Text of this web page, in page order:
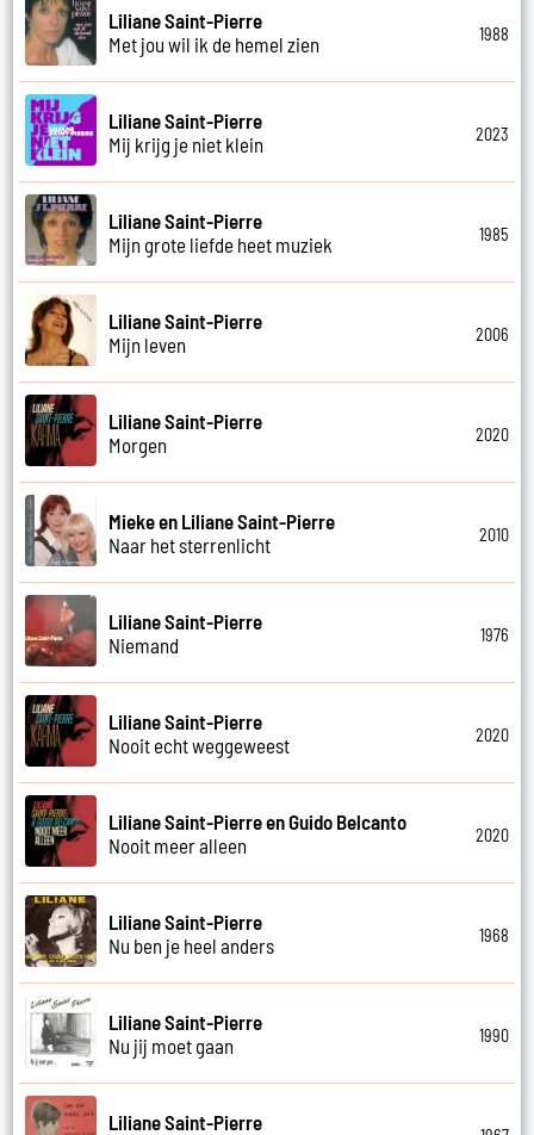
Liliane Saint-Pierre
Met jou wil ik de hemel zien
1988
Liliane Saint-Pierre
Mij krijg je niet klein
2023
Liliane Saint-Pierre
Mijn grote liefde heet muziek
1985
Liliane Saint-Pierre
Mijn leven
2006
Liliane Saint-Pierre
Morgen
2020
Mieke en Liliane Saint-Pierre
Naar het sterrenlicht
2010
Liliane Saint-Pierre
Niemand
1976
Liliane Saint-Pierre
Nooit echt weggeweest
2020
Liliane Saint-Pierre en Guido Belcanto
Nooit meer alleen
2020
Liliane Saint-Pierre
Nu ben je heel anders
1968
Liliane Saint-Pierre
Nu jij moet gaan
1990
Liliane Saint-Pierre